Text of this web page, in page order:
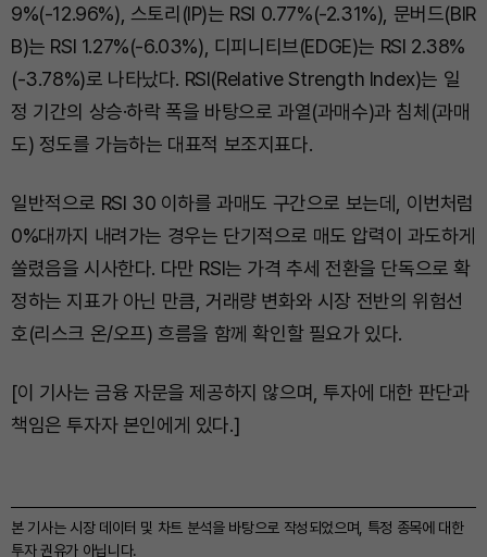
9%(-12.96%), 스토리(IP)는 RSI 0.77%(-2.31%), 문버드(BIR
B)는 RSI 1.27%(-6.03%), 디피니티브(EDGE)는 RSI 2.38%
(-3.78%)로 나타났다. RSI(Relative Strength Index)는 일
정 기간의 상승·하락 폭을 바탕으로 과열(과매수)과 침체(과매
도) 정도를 가늠하는 대표적 보조지표다.
일반적으로 RSI 30 이하를 과매도 구간으로 보는데, 이번처럼
0%대까지 내려가는 경우는 단기적으로 매도 압력이 과도하게
쏠렸음을 시사한다. 다만 RSI는 가격 추세 전환을 단독으로 확
정하는 지표가 아닌 만큼, 거래량 변화와 시장 전반의 위험선
호(리스크 온/오프) 흐름을 함께 확인할 필요가 있다.
[이 기사는 금융 자문을 제공하지 않으며, 투자에 대한 판단과
책임은 투자자 본인에게 있다.]
본 기사는 시장 데이터 및 차트 분석을 바탕으로 작성되었으며, 특정 종목에 대한
투자 권유가 아닙니다.